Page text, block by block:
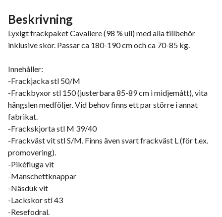
Beskrivning
Lyxigt frackpaket Cavaliere (98 % ull) med alla tillbehör
inklusive skor. Passar ca 180-190 cm och ca 70-85 kg.
Innehåller:
-Frackjacka stl 50/M
-Frackbyxor stl 150 (justerbara 85-89 cm i midjemått), vita
hängslen medföljer. Vid behov finns ett par större i annat
fabrikat.
-Frackskjorta stl M 39/40
-Frackväst vit stl S/M. Finns även svart frackväst L (för t.ex.
promovering).
-Pikéfluga vit
-Manschettknappar
-Näsduk vit
-Lackskor stl 43
-Resefodral.